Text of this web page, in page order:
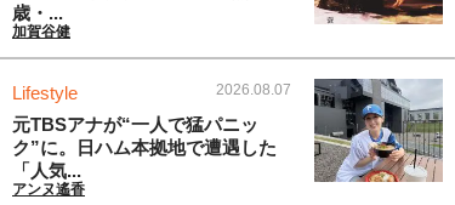
歳・...
加賀谷健
Lifestyle 2026.08.07
元TBSアナが“一人で猛パニッ
ク”に。日ハム本拠地で遭遇した
「人気...
アンヌ遙香